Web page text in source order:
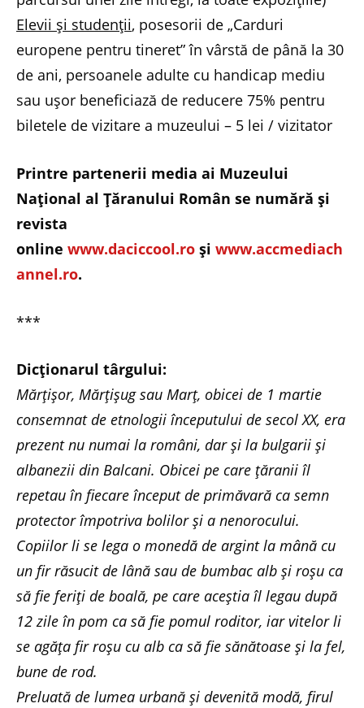
Elevii și studenții, posesorii de „Carduri
europene pentru tineret” în vârstă de până la 30
de ani, persoanele adulte cu handicap mediu
sau ușor beneficiază de reducere 75% pentru
biletele de vizitare a muzeului – 5 lei / vizitator
Printre partenerii media ai Muzeului
Național al Țăranului Român se numără şi
revista
online www.daciccool.ro şi www.accmediach
annel.ro.
***
Dicționarul târgului:
Mărțișor, Mărțișug sau Marț, obicei de 1 martie
consemnat de etnologii începutului de secol XX, era
prezent nu numai la români, dar și la bulgarii și
albanezii din Balcani. Obicei pe care țăranii îl
repetau în fiecare început de primăvară ca semn
protector împotriva bolilor și a nenorocului.
Copiilor li se lega o monedă de argint la mână cu
un fir răsucit de lână sau de bumbac alb și roșu ca
să fie feriți de boală, pe care aceștia îl legau după
12 zile în pom ca să fie pomul roditor, iar vitelor li
se agăța fir roșu cu alb ca să fie sănătoase și la fel,
bune de rod.
Preluată de lumea urbană și devenită modă, firul